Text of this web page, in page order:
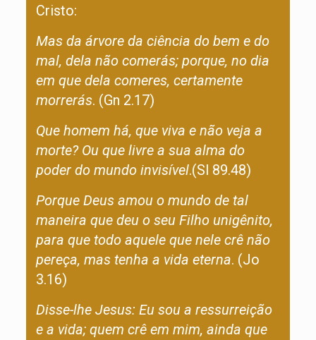
Cristo:
Mas da árvore da ciência do bem e do
mal, dela não comerás; porque, no dia
em que dela comeres, certamente
morrerás. (Gn 2.17)
Que homem há, que viva e não veja a
morte? Ou que livre a sua alma do
poder do mundo invisível.(Sl 89.48)
Porque Deus amou o mundo de tal
maneira que deu o seu Filho unigênito,
para que todo aquele que nele crê não
pereça, mas tenha a vida eterna. (Jo
3.16)
Disse-lhe Jesus: Eu sou a ressurreição
e a vida; quem crê em mim, ainda que